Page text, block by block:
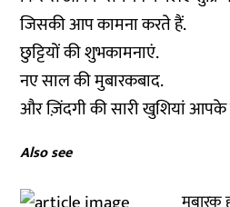
जिसकी आप कामना करते हैं.
छुट्टियों की शुभकामनाएं.
नए साल की मुबारकबाद.
और ज़िंदगी की सारी खुशियां आपके
Also see